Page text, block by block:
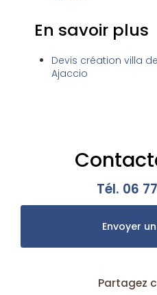
En savoir plus
Devis création villa
Ajaccio
Tél. 06
Envoyer
Partagez